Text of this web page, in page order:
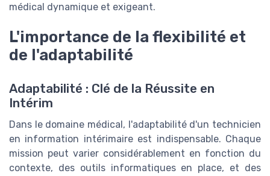
médical dynamique et exigeant.
L'importance de la flexibilité et
de l'adaptabilité
Adaptabilité : Clé de la Réussite en
Intérim
Dans le domaine médical, l'adaptabilité d'un technicien
en information intérimaire est indispensable. Chaque
mission peut varier considérablement en fonction du
contexte, des outils informatiques en place, et des